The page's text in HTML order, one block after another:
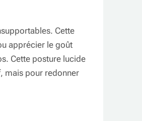
Cette
apprécier le goût
Cette posture lucide
mais pour redonner